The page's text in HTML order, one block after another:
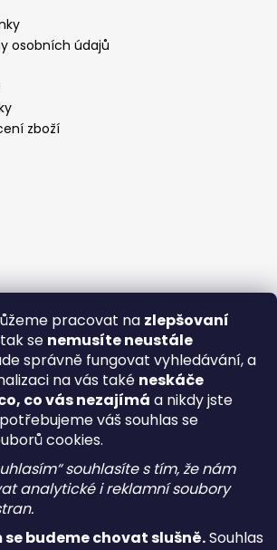
pracovat na zlepšovaní
se nemusíte neustále
správně fungovat vyhledávání, a
na vás také neskáče
co vás nezajímá a nikdy jste
váš souhlas se
cookies.
souhlasíte s tím, že nám
analytické i reklamní soubory
budeme chovat slušně.Souhlas
osobních údajů
zboží